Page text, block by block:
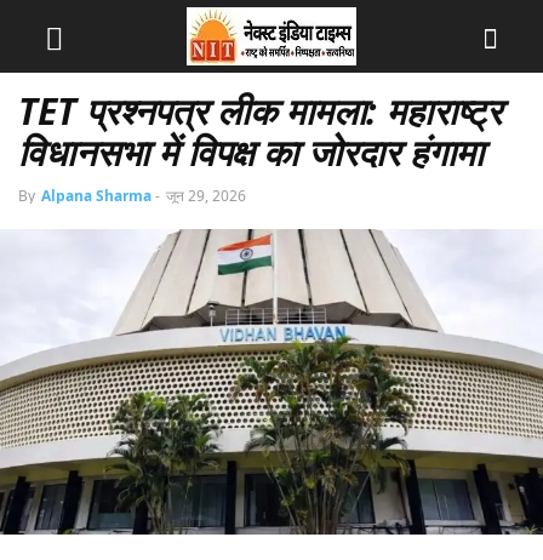
TET प्रश्नपत्र लीक मामला: महाराष्ट्र
विधानसभा में विपक्ष का जोरदार हंगामा
By Alpana Sharma- जून 29, 2026